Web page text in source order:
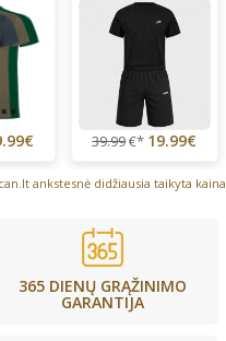
39.99€* 19.99€
ankstesnė didžiausia taikyta kaina
365 DIENŲ GRĄŽINIMO
GARANTIJA